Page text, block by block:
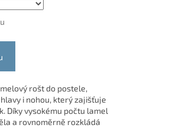
rošt do postele,
i nohou, který zajišťuje
Díky vysokému počtu lamel
a rovnoměrně rozkládá